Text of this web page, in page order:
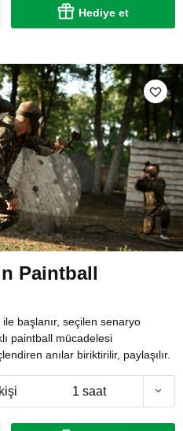
Hediye et
Paintball
başlanır, seçilen senaryo
paintball mücadelesi
anılar biriktirilir, paylaşılır.
1 saat